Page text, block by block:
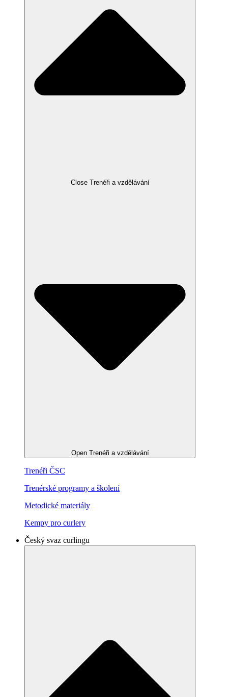
Close Trenéři a vzdělávání
Open Trenéři a vzdělávání
Trenéři ČSC
Trenérské programy a školení
Metodické materiály
Kempy pro curlery
Český svaz curlingu